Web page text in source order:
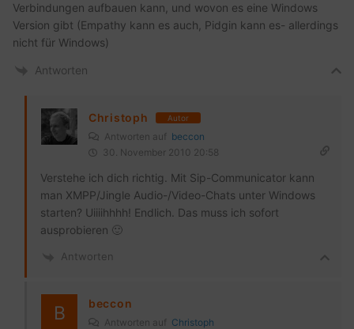
Verbindungen aufbauen kann, und wovon es eine Windows
Version gibt (Empathy kann es auch, Pidgin kann es- allerdings
nicht für Windows)
Antworten
Christoph Autor
Antworten auf beccon
30. November 2010 20:58
Verstehe ich dich richtig. Mit Sip-Communicator kann
man XMPP/Jingle Audio-/Video-Chats unter Windows
starten? Uiiiihhhh! Endlich. Das muss ich sofort
ausprobieren 🙂
Antworten
beccon
Antworten auf Christoph